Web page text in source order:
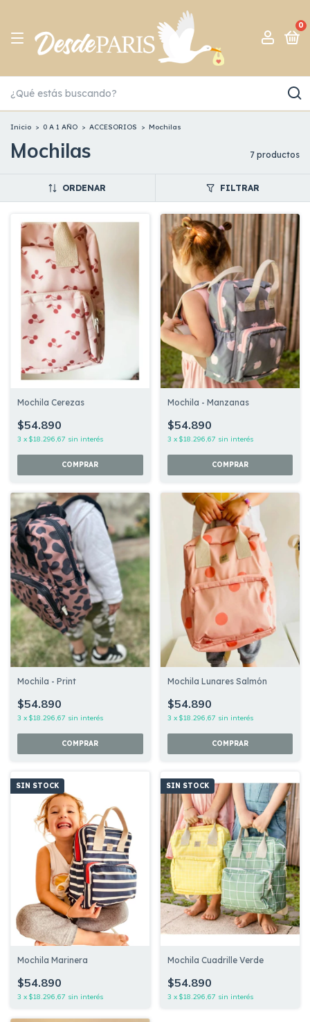
0
Inicio > 0 A 1 AÑO > ACCESORIOS > Mochilas
Mochilas 7 productos
ORDENAR FILTRAR
Mochila Cerezas
$54.890
3 x $18.296,67 sin interés
Mochila - Manzanas
$54.890
3 x $18.296,67 sin interés
Mochila - Print
$54.890
3 x $18.296,67 sin interés
Mochila Lunares Salmón
$54.890
3 x $18.296,67 sin interés
SIN STOCK
Mochila Marinera
$54.890
3 x $18.296,67 sin interés
SIN STOCK
Mochila Cuadrille Verde
$54.890
3 x $18.296,67 sin interés